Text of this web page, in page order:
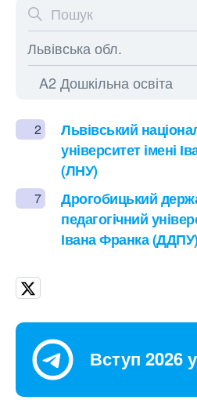
2
Львівський
університет імені
(ЛНУ)
7
Дрогобицький
педагогічний
Івана Франка
Вступ 2026